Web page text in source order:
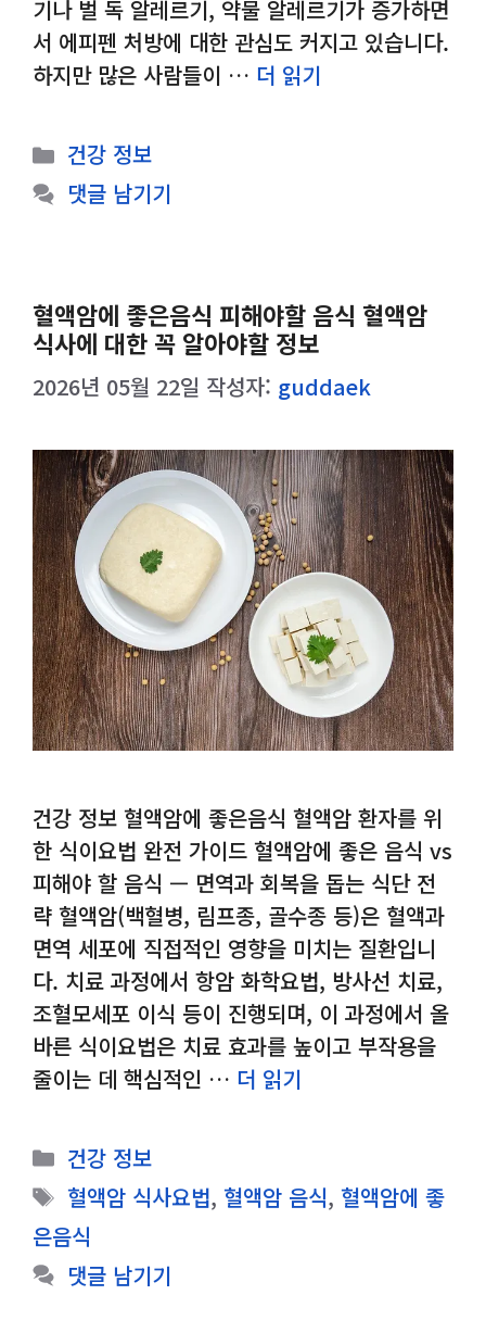
기나 벌 독 알레르기, 약물 알레르기가 증가하면
서 에피펜 처방에 대한 관심도 커지고 있습니다.
하지만 많은 사람들이 … 더 읽기
카
테
고
건강 정보
댓글 남기기
혈액암에 좋은음식 피해야할 음식 혈액암
식사에 대한 꼭 알아야할 정보
2026년 05월 22일 작성자: guddaek
건강 정보 혈액암에 좋은음식 혈액암 환자를 위
한 식이요법 완전 가이드 혈액암에 좋은 음식 vs
피해야 할 음식 — 면역과 회복을 돕는 식단 전
략 혈액암(백혈병, 림프종, 골수종 등)은 혈액과
면역 세포에 직접적인 영향을 미치는 질환입니
다. 치료 과정에서 항암 화학요법, 방사선 치료,
조혈모세포 이식 등이 진행되며, 이 과정에서 올
바른 식이요법은 치료 효과를 높이고 부작용을
줄이는 데 핵심적인 … 더 읽기
카
테
고
리
건강 정보
태
그
혈액암 식사요법, 혈액암 음식, 혈액암에 좋
은음식
댓글 남기기